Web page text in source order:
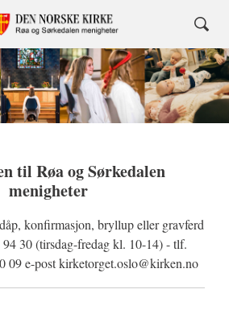
til Røa og Sørkedalen
menigheter
konfirmasjon, bryllup eller gravferd
30 (tirsdag-fredag kl. 10-14) - tlf.
09 e-post kirketorget.oslo@kirken.no